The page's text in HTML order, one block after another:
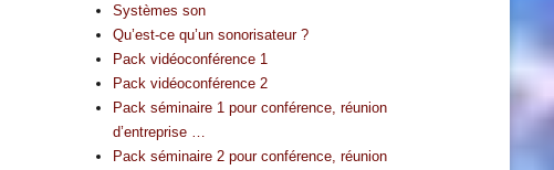
Systèmes son
Qu’est-ce qu’un sonorisateur ?
Pack vidéoconférence 1
Pack vidéoconférence 2
Pack séminaire 1 pour conférence, réunion
d’entreprise …
Pack séminaire 2 pour conférence, réunion